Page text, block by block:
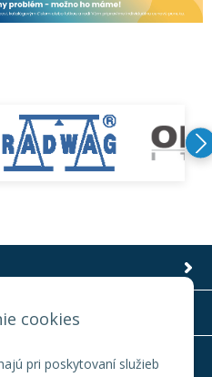
cookies
pri poskytovaní služieb